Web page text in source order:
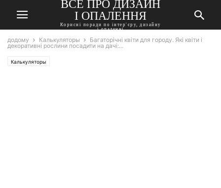
ВСЕ ПРО ДИЗАЙН
І ОПАЛЕННЯ
Корисні поради по інтер'єру, дизайну
і опаленні
додому Калькуляторы
Багаторічні квіти для городу. Які квіти і
декоративні рослини посадити на дачі:...
Калькуляторы